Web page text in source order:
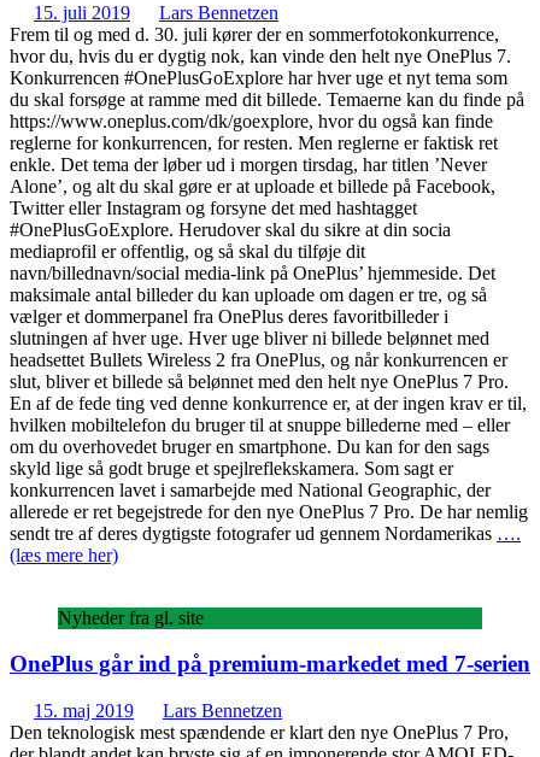
15. juli 2019
Lars Bennetzen
Frem til og med d. 30. juli kører der en sommerfotokonkurrence,
hvor du, hvis du er dygtig nok, kan vinde den helt nye OnePlus 7.
Konkurrencen #OnePlusGoExplore har hver uge et nyt tema som
du skal forsøge at ramme med dit billede. Temaerne kan du finde på
https://www.oneplus.com/dk/goexplore, hvor du også kan finde
reglerne for konkurrencen, for resten. Men reglerne er faktisk ret
enkle. Det tema der løber ud i morgen tirsdag, har titlen ’Never
Alone’, og alt du skal gøre er at uploade et billede på Facebook,
Twitter eller Instagram og forsyne det med hashtagget
#OnePlusGoExplore. Herudover skal du sikre at din socia
mediaprofil er offentlig, og så skal du tilføje dit
navn/billednavn/social media-link på OnePlus’ hjemmeside. Det
maksimale antal billeder du kan uploade om dagen er tre, og så
vælger et dommerpanel fra OnePlus deres favoritbilleder i
slutningen af hver uge. Hver uge bliver ni billede belønnet med
headsettet Bullets Wireless 2 fra OnePlus, og når konkurrencen er
slut, bliver et billede så belønnet med den helt nye OnePlus 7 Pro.
En af de fede ting ved denne konkurrence er, at der ingen krav er til,
hvilken mobiltelefon du bruger til at snuppe billederne med – eller
om du overhovedet bruger en smartphone. Du kan for den sags
skyld lige så godt bruge et spejlreflekskamera. Som sagt er
konkurrencen lavet i samarbejde med National Geographic, der
allerede er ret begejstrede for den nye OnePlus 7 Pro. De har nemlig
sendt tre af deres dygtigste fotografer ud gennem Nordamerikas ….
(læs mere her)
Nyheder fra gl. site
OnePlus går ind på premium-markedet med 7-serien
15. maj 2019
Lars Bennetzen
Den teknologisk mest spændende er klart den nye OnePlus 7 Pro,